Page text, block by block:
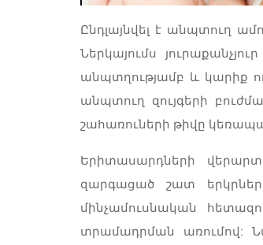
Ընդլայնվել է անպտուղ
Ներկայումս
անպտղությամբ և կարիք
անպտուղ զույգերի
շահառուների թիվը
Երիտասարդների
զարգացած շատ
մինչամուսնական
տրամադրման առումով: